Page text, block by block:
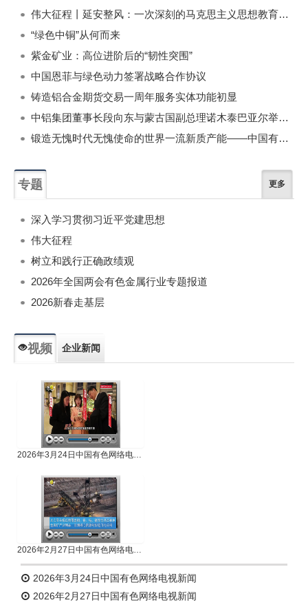
伟大征程丨延安整风：一次深刻的马克思主义思想教育运动
“绿色中铜”从何而来
紫金矿业：高位进阶后的“韧性突围”
中国恩菲与绿色动力签署战略合作协议
铸造铝合金期货交易一周年服务实体功能初显
中铝集团董事长段向东与蒙古国副总理诺木泰巴亚尔举行会谈
锻造无愧时代无愧使命的世界一流新质产能——中国有色金属工业的战略应对与破局之道（二）
专题 更多
深入学习贯彻习近平党建思想
伟大征程
树立和践行正确政绩观
2026年全国两会有色金属行业专题报道
2026新春走基层
视频 企业新闻
2026年3月24日中国有色网络电视新闻
2026年2月27日中国有色网络电视新闻
2026年3月24日中国有色网络电视新闻
2026年2月27日中国有色网络电视新闻